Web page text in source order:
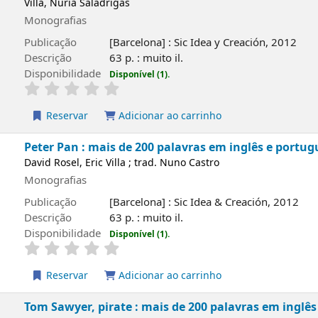
Villa, Núria Saladrigas
Monografias
Publicação
[Barcelona] : Sic Idea y Creación, 2012
Descrição
63 p. : muito il.
Disponibilidade
Disponível (1).
Reservar Adicionar ao carrinho
Peter Pan : mais de 200 palavras em inglês e
David Rosel, Eric Villa ; trad. Nuno Castro
Monografias
Publicação
[Barcelona] : Sic Idea & Creación, 2012
Descrição
63 p. : muito il.
Disponibilidade
Disponível (1).
Reservar Adicionar ao carrinho
Tom Sawyer, pirate : mais de 200 palavras em